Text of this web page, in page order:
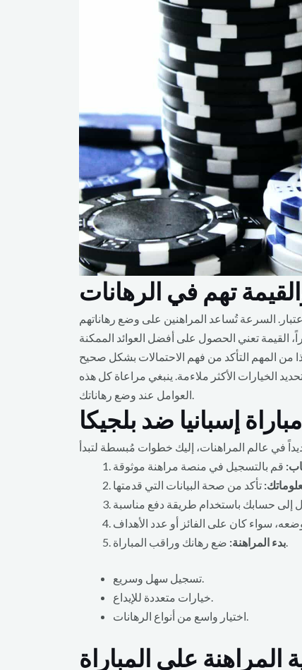
تهم في الرهانات
السرعة تُساعد المراهنين على وضع رهاناتهم
القيمة تعني الحصول على أفضل العوائد الممكنة
الخيارات الأكثر ملاءمة. ينبغي مراعاة كل هذه
العوامل عند وضع رهاناتك.
إسبانيا ضد بلجيكا
بدء المراهنة:ضع رهانك وراقب المباراة.
تسجيل سهل وسريع.
خيارات متعددة للإيداع.
اختيار واسع من أنواع الرهانات.
المراهنة على المباراة